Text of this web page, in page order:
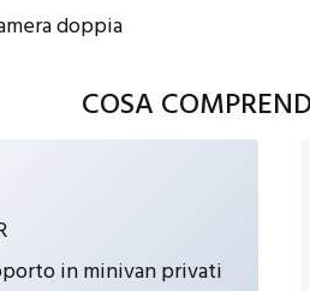
doppia
COSA
in minivan privati